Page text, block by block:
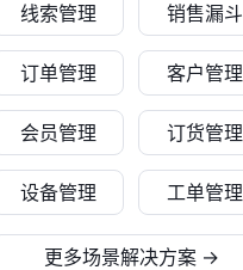
线索管理 销售漏斗
订单管理 客户管理
会员管理 订货管理
设备管理 工单管理
更多场景解决方案 →